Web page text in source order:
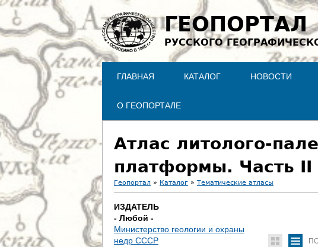
ГЕОПОРТАЛ
РУССКОГО
ГЛАВНАЯ КАТАЛОГ НОВОСТИ
О ГЕОПОРТАЛЕ
Атлас литолого-
платформы. Часть II
В
ы
Геопортал » Каталог » Тематические атласы
ИЗДАТЕЛЬ
- Любой -
Министерство геологии и охраны
недр СССР